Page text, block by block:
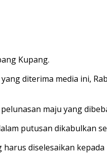
Kupang.
diterima media ini,
maju yang
putusan dikabulkan
diselesaikan kepada